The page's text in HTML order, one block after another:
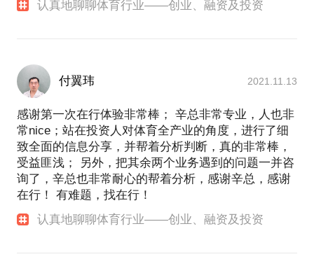
认真地聊聊体育行业——创业、融资及投资
付翼玮 2021.11.13
感谢第一次在行体验非常棒； 辛总非常专业，人也非
常nice；站在投资人对体育全产业的角度，进行了细
致全面的信息分享，并帮着分析判断，真的非常棒，
受益匪浅； 另外，把其余两个业务遇到的问题一并咨
询了，辛总也非常耐心的帮着分析，感谢辛总，感谢
在行！ 有难题，找在行！
认真地聊聊体育行业——创业、融资及投资